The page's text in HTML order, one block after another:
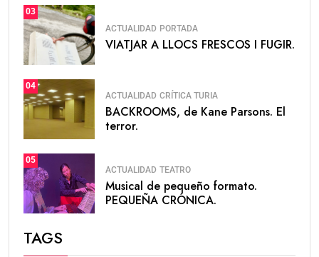
03
ACTUALIDAD PORTADA
VIATJAR A LLOCS FRESCOS I FUGIR.
04
ACTUALIDAD CRÍTICA TURIA
BACKROOMS, de Kane Parsons. El
terror.
05
ACTUALIDAD TEATRO
Musical de pequeño formato.
PEQUEÑA CRÓNICA.
TAGS